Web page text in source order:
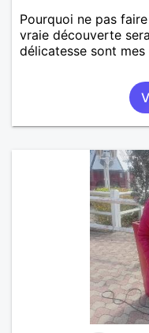
Pourquoi ne pas
vraie découverte
délicatesse sont